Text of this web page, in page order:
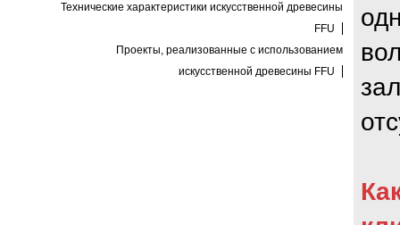
Технические характеристики искусственной древесины
FFU
Проекты, реализованные с использованием
искусственной древесины FFU